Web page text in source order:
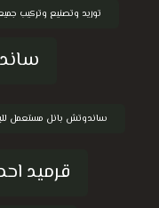
توريد وتصنيع وتركيب جميع
ساندوتش بانل مستعمل
قرميد